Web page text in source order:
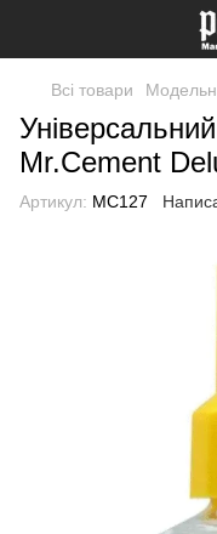
Всі товари
Mr.Cement
Артикул: MC127